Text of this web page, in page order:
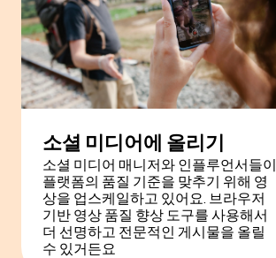
소셜 미디어에 올리기
소셜 미디어 매니저와 인플루언서들이
플랫폼의 품질 기준을 맞추기 위해 영
상을 업스케일하고 있어요. 브라우저
기반 영상 품질 향상 도구를 사용해서
더 선명하고 전문적인 게시물을 올릴
수 있거든요